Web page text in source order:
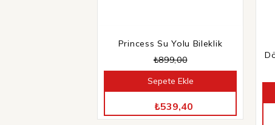
Princess Su Yolu Bileklik
₺899,00
Sepete Ekle
₺539,40